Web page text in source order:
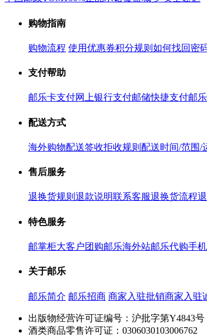
购物指南
购物流程 使用优惠券积分规则 如何找回密
支付帮助
邮乐卡支付网上银行支付邮储快捷支付邮
配送方式
海外购物配送签收拒收规则 配送时间/范围/
售后服务
退换货规则 退款说明联系客服退换货流程
特色服务
邮掌柜大客户团购邮乐海外站邮乐代购手
关于邮乐
邮乐简介 邮乐招商 商家入驻批销商家入驻
出版物经营许可证编号：沪批字第Y4843号
酒类商品零售许可证：0306030103006762